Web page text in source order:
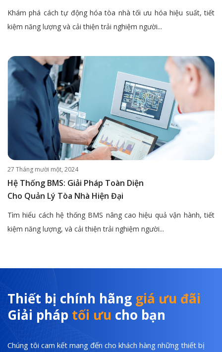
Khám phá cách tự động hóa tòa nhà tối ưu hóa hiệu suất, tiết
kiệm năng lượng và cải thiện trải nghiệm người...
27 Tháng mười một, 2024
Hệ Thống BMS: Giải Pháp Toàn Diện
Cho Quản Lý Tòa Nhà Hiện Đại
Tìm hiểu cách hệ thống BMS nâng cao hiệu quả vận hành, tiết
kiệm năng lượng, và cải thiện trải nghiệm người...
Thiết bị chính hãng giá ưu đãi
Giải pháp tối ưu cho bạn
Chúng tôi cam kết mang đến cho khách hàng những thiết bị